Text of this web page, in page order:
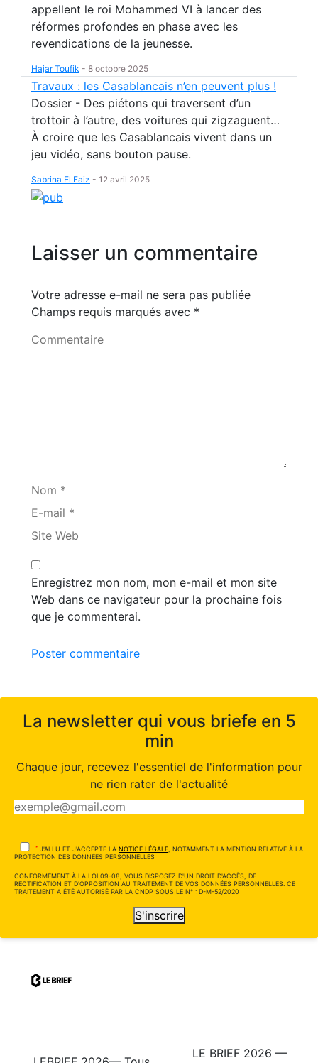
appellent le roi Mohammed VI à lancer des
réformes profondes en phase avec les
revendications de la jeunesse.
Hajar Toufik - 8 octobre 2025
Travaux : les Casablancais n’en peuvent plus !
Dossier - Des piétons qui traversent d’un
trottoir à l’autre, des voitures qui zigzaguent…
À croire que les Casablancais vivent dans un
jeu vidéo, sans bouton pause.
Sabrina El Faiz - 12 avril 2025
Laisser un commentaire
Votre adresse e-mail ne sera pas publiée
Champs requis marqués avec *
Commentaire
Nom *
E-mail *
Site Web
Enregistrez mon nom, mon e-mail et mon site
Web dans ce navigateur pour la prochaine fois
que je commenterai.
Poster commentaire
La newsletter qui vous briefe en 5
min
Chaque jour, recevez l'essentiel de l'information pour
ne rien rater de l'actualité
* J'AI LU ET J'ACCEPTE LA NOTICE LÉGALE, NOTAMMENT LA MENTION RELATIVE À LA
PROTECTION DES DONNÉES PERSONNELLES
CONFORMÉMENT À LA LOI 09-08, VOUS DISPOSEZ D'UN DROIT D'ACCÈS, DE
RECTIFICATION ET D'OPPOSITION AU TRAITEMENT DE VOS DONNÉES PERSONNELLES. CE
TRAITEMENT A ÉTÉ AUTORISÉ PAR LA CNDP SOUS LE N° : D-M-52/2020
S'inscrire
LE BRIEF 2026 —